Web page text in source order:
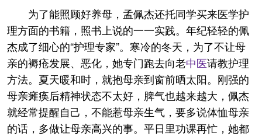
为了能照顾好养母，孟佩杰还托同学买来医学护
理方面的书籍，照书上说的一一实践。年纪轻轻的佩
杰成了细心的“护理专家”。寒冷的冬天，为了不让母
亲的褥疮发展、恶化，她专门跑去向老中医请教护理
方法。夏天暖和时，就抱母亲到窗前晒太阳。刚强的
母亲瘫痪后精神状态不太好，脾气也越来越大，佩杰
就经常提醒自己，不能惹母亲生气，要多说体恤母亲
的话，多做让母亲高兴的事。平日里功课再忙，她都